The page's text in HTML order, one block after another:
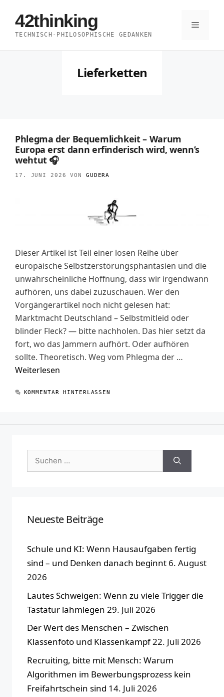
Inhalt
springen
42thinking
TECHNISCH-PHILOSOPHISCHE GEDANKEN
Menü
Lieferketten
Phlegma der Bequemlichkeit – Warum
Europa erst dann erfinderisch wird, wenn’s
wehtut 🎧
17. JUNI 2026 VON GUDERA
Dieser Artikel ist Teil einer losen Reihe über
europäische Selbstzerstörungsphantasien und die
unwahrscheinliche Hoffnung, dass wir irgendwann
aufhören, uns dabei zuzuschauen. Wer den
Vorgängerartikel noch nicht gelesen hat:
Marktmacht Deutschland – Selbstmitleid oder
blinder Fleck? — bitte nachholen. Das hier setzt da
fort, wo das Jammern aufhört. Oder aufhören
sollte. Theoretisch. Weg vom Phlegma der …
Weiterlesen
KOMMENTAR HINTERLASSEN
Suchen
nach:
Neueste Beiträge
Schule und KI: Wenn Hausaufgaben fertig
sind – und Denken danach beginnt 6. August
2026
Lautes Schweigen: Wenn zu viele Trigger die
Tastatur lahmlegen 29. Juli 2026
Der Wert des Menschen – Zwischen
Klassenfoto und Klassenkampf22. Juli 2026
Recruiting, bitte mit Mensch: Warum
Algorithmen im Bewerbungsprozess kein
Freifahrtschein sind 14. Juli 2026